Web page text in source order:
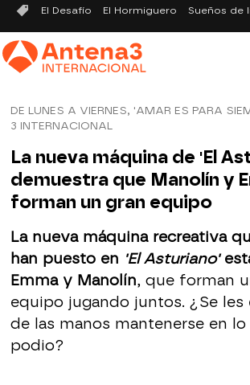
El Desafío El Hormiguero Sueños de
DE LUNES A VIERNES, 'AMAR ES PARA
3 INTERNACIONAL
La nueva máquina de 'El
demuestra que Manolín y
forman un gran equipo
La nueva máquina recreativa
han puesto en 'El Asturiano'
Emma y Manolín, que forman
equipo jugando juntos. ¿Se les
de las manos mantenerse en
podio?